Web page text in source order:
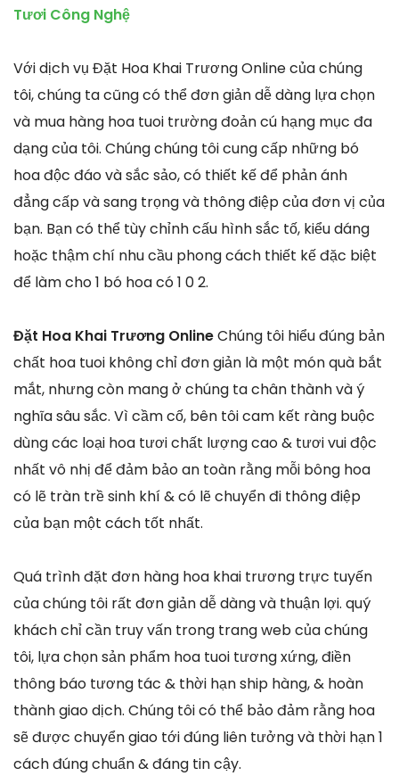
Tươi Công Nghệ
Với dịch vụ Đặt Hoa Khai Trương Online của chúng
tôi, chúng ta cũng có thể đơn giản dễ dàng lựa chọn
và mua hàng hoa tuoi trường đoản cú hạng mục đa
dạng của tôi. Chúng chúng tôi cung cấp những bó
hoa độc đáo và sắc sảo, có thiết kế để phản ánh
đẳng cấp và sang trọng và thông điệp của đơn vị của
bạn. Bạn có thể tùy chỉnh cấu hình sắc tố, kiểu dáng
hoặc thậm chí nhu cầu phong cách thiết kế đặc biệt
để làm cho 1 bó hoa có 1 0 2.
Đặt Hoa Khai Trương OnlineChúng tôi hiểu đúng bản
chất hoa tuoi không chỉ đơn giản là một món quà bắt
mắt, nhưng còn mang ở chúng ta chân thành và ý
nghĩa sâu sắc. Vì cầm cố, bên tôi cam kết ràng buộc
dùng các loại hoa tươi chất lượng cao & tươi vui độc
nhất vô nhị để đảm bảo an toàn rằng mỗi bông hoa
có lẽ tràn trề sinh khí & có lẽ chuyển đi thông điệp
của bạn một cách tốt nhất.
Quá trình đặt đơn hàng hoa khai trương trực tuyến
của chúng tôi rất đơn giản dễ dàng và thuận lợi. quý
khách chỉ cần truy vấn trong trang web của chúng
tôi, lựa chọn sản phẩm hoa tuoi tương xứng, điền
thông báo tương tác & thời hạn ship hàng, & hoàn
thành giao dịch. Chúng tôi có thể bảo đảm rằng hoa
sẽ được chuyển giao tới đúng liên tưởng và thời hạn 1
cách đúng chuẩn & đáng tin cậy.